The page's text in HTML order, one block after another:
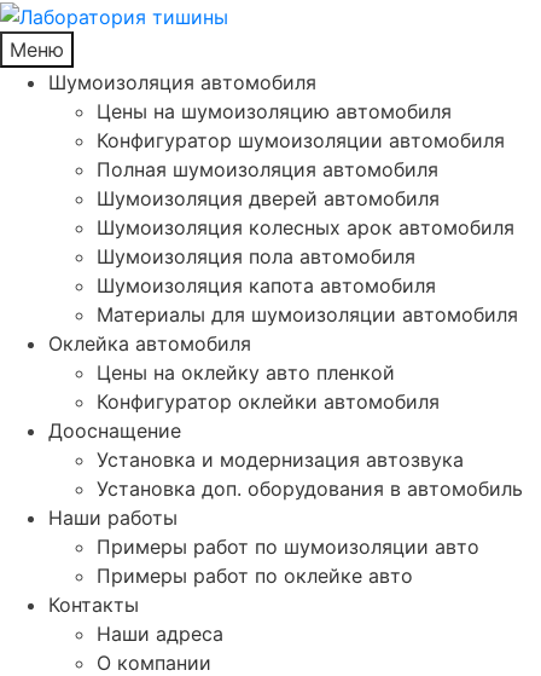
Меню
Шумоизоляция автомобиля
Цены на шумоизоляцию автомобиля
Конфигуратор шумоизоляции автомобиля
Полная шумоизоляция автомобиля
Шумоизоляция дверей автомобиля
Шумоизоляция колесных арок автомобиля
Шумоизоляция пола автомобиля
Шумоизоляция капота автомобиля
Материалы для шумоизоляции автомобиля
Оклейка автомобиля
Цены на оклейку авто пленкой
Конфигуратор оклейки автомобиля
Дооснащение
Установка и модернизация автозвука
Установка доп. оборудования в автомобиль
Наши работы
Примеры работ по шумоизоляции авто
Примеры работ по оклейке авто
Контакты
Наши адреса
О компании